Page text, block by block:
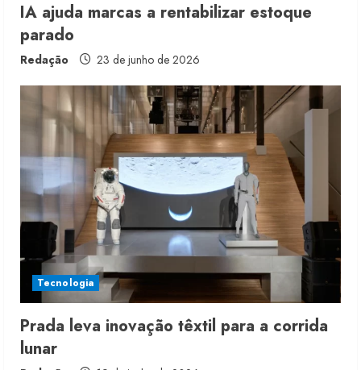
IA ajuda marcas a rentabilizar estoque
parado
Redação 23 de junho de 2026
Tecnologia
Prada leva inovação têxtil para a corrida
lunar
2
Moda vende US$63,7 bilhões em
produtos licenciados
3
Renata Caixeta assume Movimento
5 de agosto de 2026